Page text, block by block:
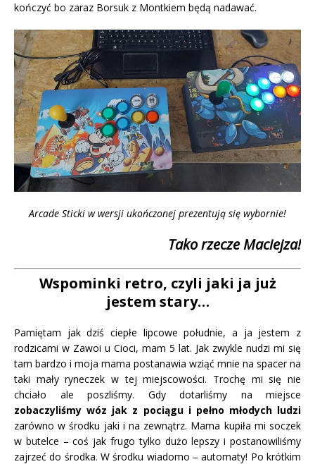
kończyć bo zaraz Borsuk z Montkiem będą nadawać.
Arcade Sticki w wersji ukończonej prezentują się wybornie!
Tako rzecze Maciejza!
Wspominki retro, czyli jaki ja już
jestem stary…
Pamiętam jak dziś ciepłe lipcowe południe, a ja jestem z
rodzicami w Zawoi u Cioci, mam 5 lat. Jak zwykle nudzi mi się
tam bardzo i moja mama postanawia wziąć mnie na spacer na
taki mały ryneczek w tej miejscowości. Trochę mi się nie
chciało ale poszliśmy. Gdy dotarliśmy na miejsce
zobaczyliśmy wóz jak z pociągu i pełno młodych ludzi
zarówno w środku jaki i na zewnątrz. Mama kupiła mi soczek
w butelce – coś jak frugo tylko dużo lepszy i postanowiliśmy
zajrzeć do środka. W środku wiadomo – automaty! Po krótkim